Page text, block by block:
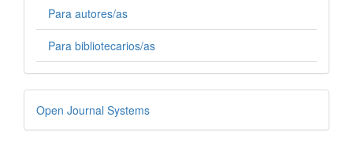
Para autores/as
Para bibliotecarios/as
Desarrollado
por
Open Journal Systems